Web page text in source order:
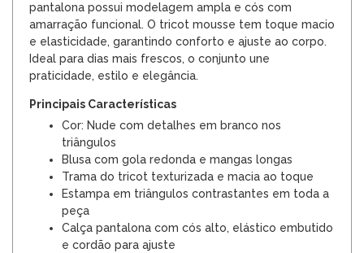
pantalona possui modelagem ampla e cós com
amarração funcional. O tricot mousse tem toque macio
e elasticidade, garantindo conforto e ajuste ao corpo.
Ideal para dias mais frescos, o conjunto une
praticidade, estilo e elegância.
Principais Características
Cor: Nude com detalhes em branco nos
triângulos
Blusa com gola redonda e mangas longas
Trama do tricot texturizada e macia ao toque
Estampa em triângulos contrastantes em toda a
peça
Calça pantalona com cós alto, elástico embutido
e cordão para ajuste